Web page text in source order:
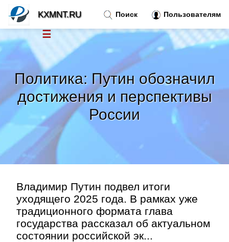
Политика: Путин обозначил
достижения и перспективы
России
Владимир Путин подвел итоги
уходящего 2025 года. В рамках уже
традиционного формата глава
государства рассказал об актуальном
состоянии российской эк...
Поиск Пользователям
KXMNT.RU
☰
Новости
Тренды новостей»
»
Правила »